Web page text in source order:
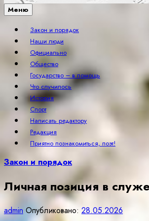
Меню
Закон и порядок
Наши люди
Официально
Общество
Государство – в помощь
Что случилось
История
Спорт
Написать редактору
Редакция
Приятно познакомиться, поэт!
Закон и порядок
Личная позиция в
admin Опубликовано: 28.05.2026